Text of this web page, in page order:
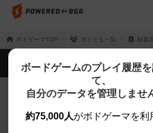
ボドゲーマTOP ボドとも一覧 秋葉
ボードゲームのプレイ履歴
て、
自分のデータを管理しませ
約75,000人がボドゲーマを利
ボドゲーマTOP
ボードゲームを検索する
ボードゲームの新着レビュー